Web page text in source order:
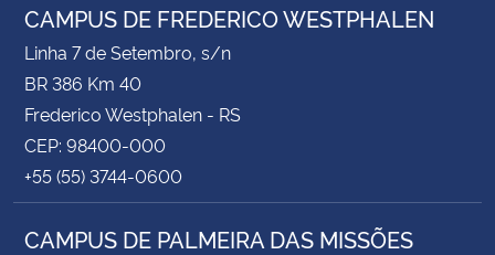
CAMPUS DE FREDERICO WESTPHALEN
Linha 7 de Setembro, s/n
BR 386 Km 40
Frederico Westphalen - RS
CEP: 98400-000
+55 (55) 3744-0600
CAMPUS DE PALMEIRA DAS MISSÕES